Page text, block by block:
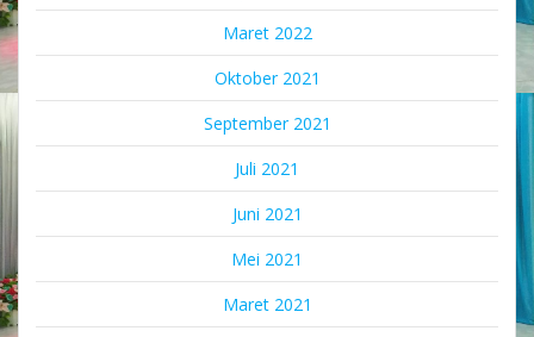
Maret 2022
Oktober 2021
September 2021
Juli 2021
Juni 2021
Mei 2021
Maret 2021